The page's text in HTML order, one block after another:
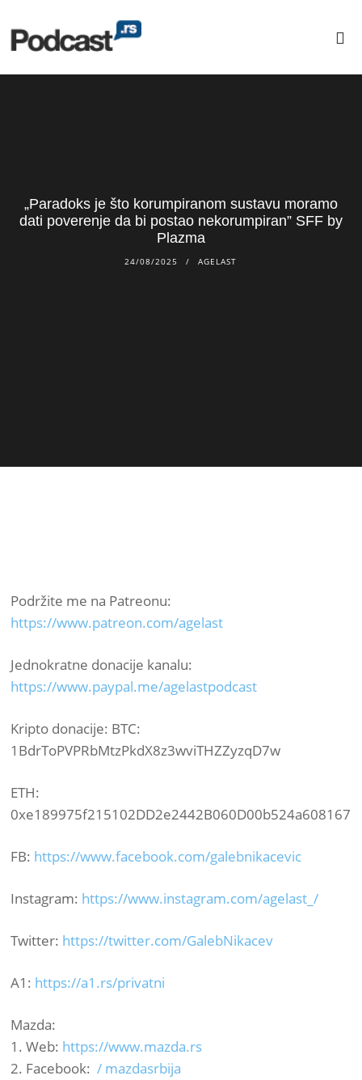
„Paradoks je što korumpiranom sustavu moramo
dati poverenje da bi postao nekorumpiran” SFF by
Plazma
24/08/2025 AGELAST
Podržite me na Patreonu:
https://www.patreon.com/agelast
Jednokratne donacije kanalu:
https://www.paypal.me/agelastpodcast
Kripto donacije: BTC:
1BdrToPVPRbMtzPkdX8z3wviTHZZyzqD7w
ETH:
0xe189975f215102DD2e2442B060D00b524a608167
FB: https://www.facebook.com/galebnikacevic
Instagram: https://www.instagram.com/agelast_/
Twitter: https://twitter.com/GalebNikacev
A1: https://a1.rs/privatni
Mazda:
1. Web: https://www.mazda.rs
2. Facebook: / mazdasrbija